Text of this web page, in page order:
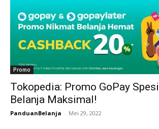
Promo
Tokopedia: Promo GoPay
Belanja Maksimal!
PanduanBelanja - Mei 29, 2022